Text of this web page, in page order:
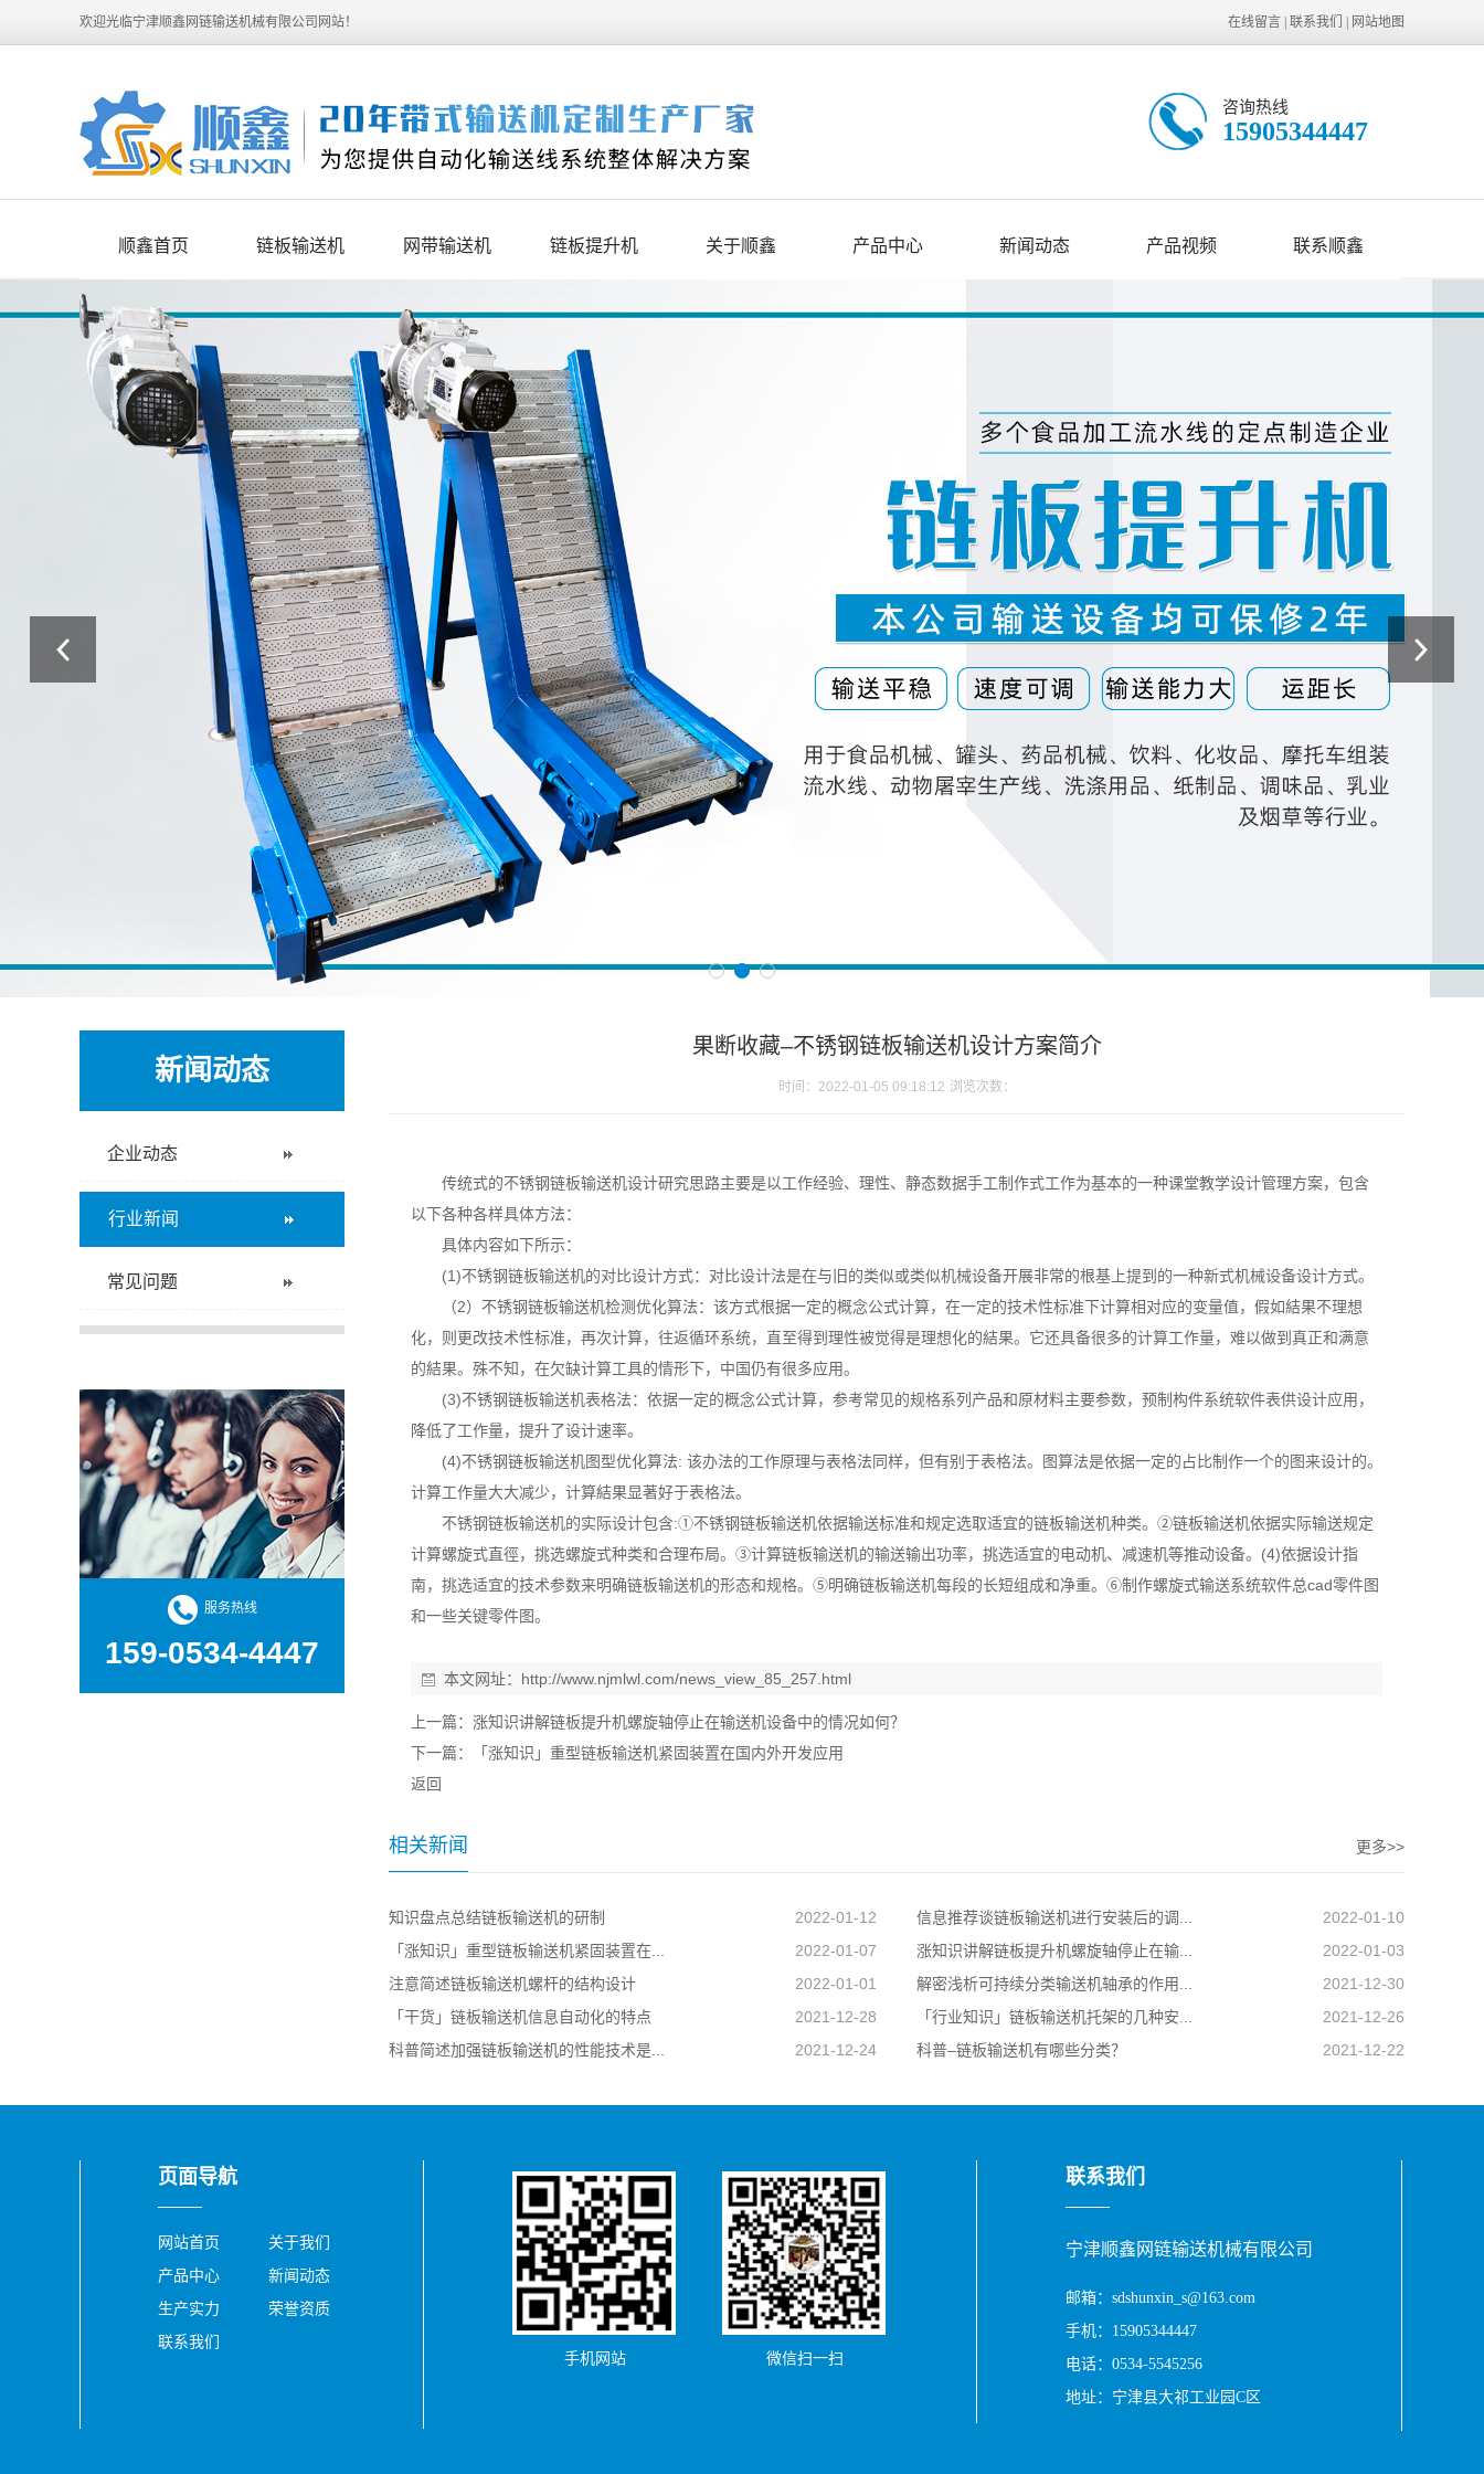
欢迎光临宁津顺鑫网链输送机械有限公司网站！ 在线留言 联系我们 网站地图
咨询热线
15905344447
顺鑫首页 链板输送机 网带输送机 链板提升机 关于顺鑫 产品中心 新闻动态 产品视频 联系顺鑫
新闻动态
企业动态
行业新闻
常见问题
服务热线
159-0534-4447
果断收藏–不锈钢链板输送机设计方案简介
时间：2022-01-05 09:18:12 浏览次数：
传统式的不锈钢链板输送机设计研究思路主要是以工作经验、理性、静态数据手工制作式工作为基本的一种课堂教学设计管理方案，包含
以下各种各样具体方法：
具体内容如下所示：
(1)不锈钢链板输送机的对比设计方式：对比设计法是在与旧的类似或类似机械设备开展非常的根基上提到的一种新式机械设备设计方式。
（2）不锈钢链板输送机检测优化算法：该方式根据一定的概念公式计算，在一定的技术性标准下计算相对应的变量值，假如結果不理想
化，则更改技术性标准，再次计算，往返循环系统，直至得到理性被觉得是理想化的結果。它还具备很多的计算工作量，难以做到真正和满意
的結果。殊不知，在欠缺计算工具的情形下，中国仍有很多应用。
(3)不锈钢链板输送机表格法：依据一定的概念公式计算，参考常见的规格系列产品和原材料主要参数，预制构件系统软件表供设计应用，
降低了工作量，提升了设计速率。
(4)不锈钢链板输送机图型优化算法: 该办法的工作原理与表格法同样，但有别于表格法。图算法是依据一定的占比制作一个的图来设计的。
计算工作量大大减少，计算結果显著好于表格法。
不锈钢链板输送机的实际设计包含:①不锈钢链板输送机依据输送标准和规定选取适宜的链板输送机种类。②链板输送机依据实际输送规定
计算螺旋式直徑，挑选螺旋式种类和合理布局。③计算链板输送机的输送输出功率，挑选适宜的电动机、减速机等推动设备。(4)依据设计指
南，挑选适宜的技术参数来明确链板输送机的形态和规格。⑤明确链板输送机每段的长短组成和净重。⑥制作螺旋式输送系统软件总cad零件图
和一些关键零件图。
本文网址： http://www.njmlwl.com/news_view_85_257.html
上一篇： 涨知识讲解链板提升机螺旋轴停止在输送机设备中的情况如何？
下一篇：
「涨知识」重型链板输送机紧固装置在国内外开发应用
返回
相关新闻 更多>>
知识盘点总结链板输送机的研制 2022-01-12 信息推荐谈链板输送机进行安装后的调...
2022-01-10
「涨知识」重型链板输送机紧固装置在...
2022-01-07 涨知识讲解链板提升机螺旋轴停止在输...
2022-01-03
注意简述链板输送机螺杆的结构设计
2022-01-01 解密浅析可持续分类输送机轴承的作用...
2021-12-30
「干货」链板输送机信息自动化的特点
2021-12-28 「行业知识」链板输送机托架的几种安...
2021-12-26
科普简述加强链板输送机的性能技术是...
2021-12-24 科普–链板输送机有哪些分类？ 2021-12-22
页面导航
网站首页
关于我们
产品中心
新闻动态
生产实力
荣誉资质
联系我们
手机网站
微信扫一扫
联系我们
宁津顺鑫网链输送机械有限公司
邮箱：sdshunxin_s@163.com
手机：15905344447
电话：0534-5545256
地址：宁津县大祁工业园C区